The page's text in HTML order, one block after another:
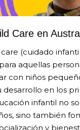
Care en
(cuidado
aquellas
con niños
desarrollo en los
infantil no
sino también
y